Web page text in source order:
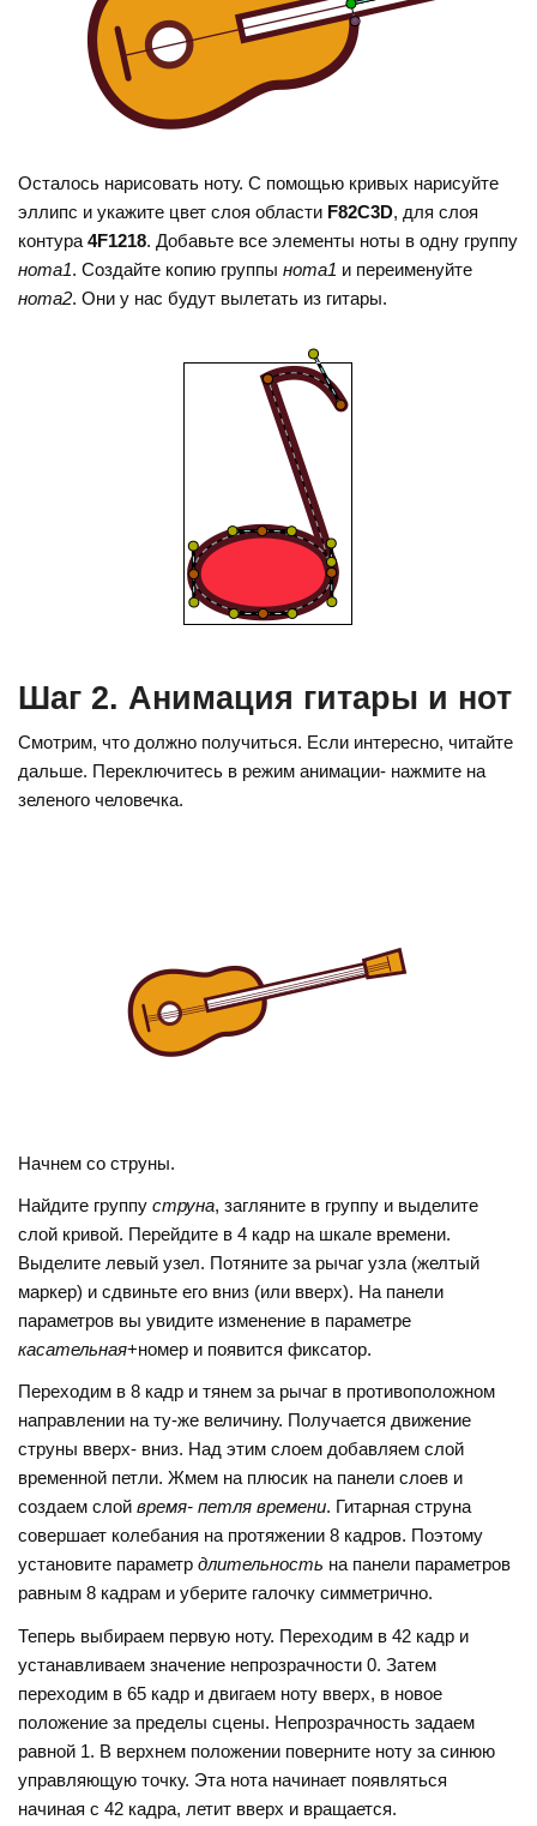
Осталось нарисовать ноту. С помощью кривых нарисуйте
эллипс и укажите цвет слоя области F82C3D, для слоя
контура4F1218. Добавьте все элементы ноты в одну группу
нота1. Создайте копию группынота1 и переименуйте
нота2. Они у нас будут вылетать из гитары.
Шаг 2. Анимация гитары и нот
Смотрим, что должно получиться. Если интересно, читайте
дальше. Переключитесь в режим анимации- нажмите на
зеленого человечка.
Начнем со струны.
Найдите группуструна, загляните в группу и выделите
слой кривой. Перейдите в 4 кадр на шкале времени.
Выделите левый узел. Потяните за рычаг узла (желтый
маркер) и сдвиньте его вниз (или вверх). На панели
параметров вы увидите изменение в параметре
касательная+номер и появится фиксатор.
Переходим в 8 кадр и тянем за рычаг в противоположном
направлении на ту-же величину. Получается движение
струны вверх- вниз. Над этим слоем добавляем слой
временной петли. Жмем на плюсик на панели слоев и
создаем слойвремя- петля времени. Гитарная струна
совершает колебания на протяжении 8 кадров. Поэтому
установите параметрдлительность на панели параметров
равным 8 кадрам и уберите галочку симметрично.
Теперь выбираем первую ноту. Переходим в 42 кадр и
устанавливаем значение непрозрачности 0. Затем
переходим в 65 кадр и двигаем ноту вверх, в новое
положение за пределы сцены. Непрозрачность задаем
равной 1. В верхнем положении поверните ноту за синюю
управляющую точку. Эта нота начинает появляться
начиная с 42 кадра, летит вверх и вращается.